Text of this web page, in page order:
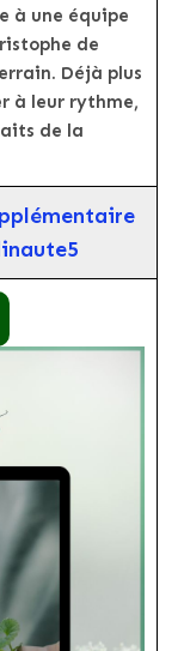
à une équipe
de
Déjà plus
à leur rythme,
de la